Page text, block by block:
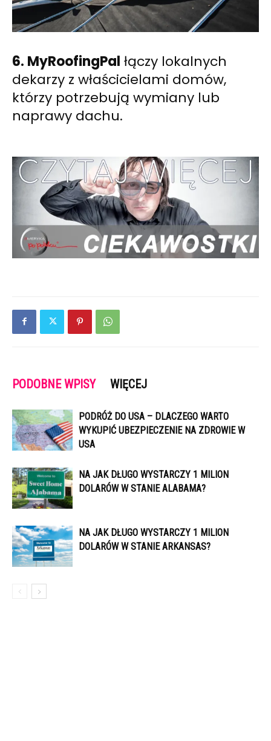
6. MyRoofingPal łączy lokalnych
dekarzy z właścicielami domów,
którzy potrzebują wymiany lub
naprawy dachu.
PODOBNE WPISY WIĘCEJ
PODRÓŻ DO USA – DLACZEGO WARTO
WYKUPIĆ UBEZPIECZENIE NA ZDROWIE W
USA
NA JAK DŁUGO WYSTARCZY 1 MILION
DOLARÓW W STANIE ALABAMA?
NA JAK DŁUGO WYSTARCZY 1 MILION
DOLARÓW W STANIE ARKANSAS?